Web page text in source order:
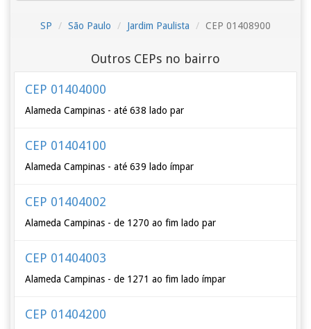
SP São Paulo Jardim Paulista CEP 01408900
Outros CEPs no bairro
CEP 01404000
Alameda Campinas - até 638 lado par
CEP 01404100
Alameda Campinas - até 639 lado ímpar
CEP 01404002
Alameda Campinas - de 1270 ao fim lado par
CEP 01404003
Alameda Campinas - de 1271 ao fim lado ímpar
CEP 01404200